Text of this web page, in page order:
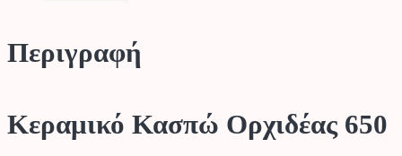
Περιγραφή
Κεραμικό Κασπώ Ορχιδέας 650